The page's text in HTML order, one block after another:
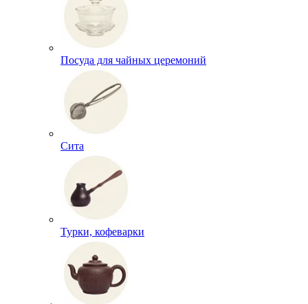
Посуда для чайных церемоний
Сита
Турки, кофеварки